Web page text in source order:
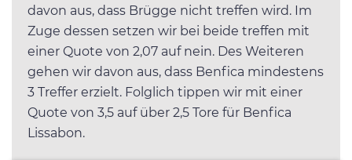
davon aus, dass Brügge nicht treffen wird. Im
Zuge dessen setzen wir bei beide treffen mit
einer Quote von 2,07 auf nein. Des Weiteren
gehen wir davon aus, dass Benfica mindestens
3 Treffer erzielt. Folglich tippen wir mit einer
Quote von 3,5 auf über 2,5 Tore für Benfica
Lissabon.